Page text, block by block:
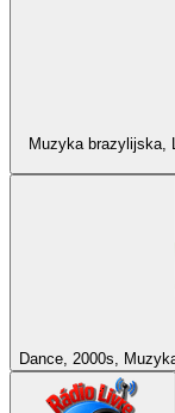
Muzyka brazylijska,
Dance, 2000s,